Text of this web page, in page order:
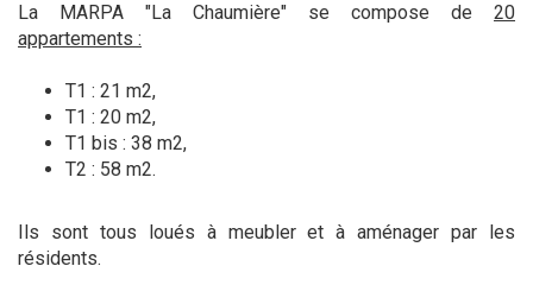
La MARPA "La Chaumière" se compose de 20
appartements :
T1 : 21 m2,
T1 : 20 m2,
T1 bis : 38 m2,
T2 : 58 m2.
Ils sont tous loués à meubler et à aménager par les
résidents.